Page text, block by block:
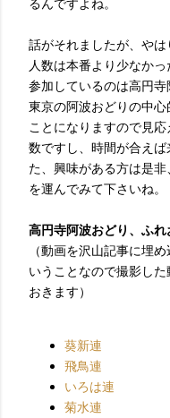
るんですよね。
話がそれましたが、や
人数は本番より少なか
参加しているのは高円
東京の阿波おどりの中
ことになりますので見
数ですし、時間が合え
た、興味がある方は是
を運んでみて下さいね。
高円寺阿波おどり、ふ
（動画を沢山記事に埋
いうことなので撮影し
おきます）
葵新連
飛鳥連
いろは連
菊水連